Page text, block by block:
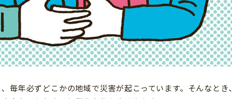
毎年必ずどこかの地域で災害が起こっています。そんなとき、